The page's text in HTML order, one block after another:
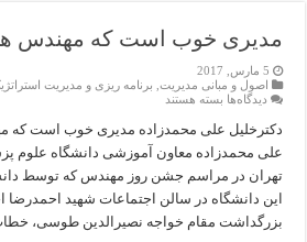
مدیری خوب است که مهندس
5 مارس, 2017
اصول و مبانی مدیریت برنامه ریزی و مدیریت
دیدگاه‌ها برای
خوب
که
مهندس
هم
باشد
بسته هستند
دکترخلیل علی محمدزاده مدیری خوب است که
علی محمدزاده معاون آموزشی دانشگاه علوم
تهران در مراسم جشن روز مهندس که توسط
این دانشگاه در سالن اجتماعات شهید احمدرضا
بزرگداشت مقام خواجه نصیرالدین طوسی،